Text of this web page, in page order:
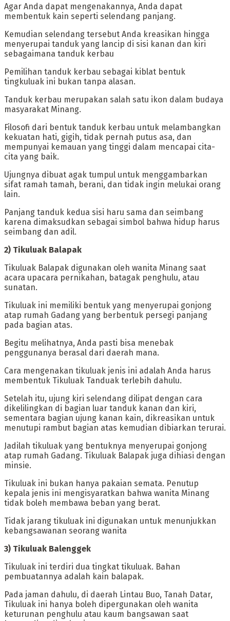
‎Agar Anda dapat mengenakannya, Anda dapat
membentuk kain seperti selendang panjang.
Kemudian selendang tersebut Anda kreasikan hingga
menyerupai tanduk yang lancip di sisi kanan dan kiri
sebagaimana tanduk kerbau
‎Pemilihan tanduk kerbau sebagai kiblat bentuk
tingkuluak ini bukan tanpa alasan.
Tanduk kerbau merupakan salah satu ikon dalam budaya
masyarakat Minang.
Filosofi dari bentuk tanduk kerbau untuk melambangkan
kekuatan hati, gigih, tidak pernah putus asa, dan
mempunyai kemauan yang tinggi dalam mencapai cita-
cita yang baik.
‎Ujungnya dibuat agak tumpul untuk menggambarkan
sifat ramah tamah, berani, dan tidak ingin melukai orang
lain.
Panjang tanduk kedua sisi haru sama dan seimbang
karena dimaksudkan sebagai simbol bahwa hidup harus
seimbang dan adil.
‎2) Tikuluak Balapak
‎Tikuluak Balapak digunakan oleh wanita Minang saat
acara upacara pernikahan, batagak penghulu, atau
sunatan.
Tikuluak ini memiliki bentuk yang menyerupai gonjong
atap rumah Gadang yang berbentuk persegi panjang
pada bagian atas.
Begitu melihatnya, Anda pasti bisa menebak
penggunanya berasal dari daerah mana.
‎Cara mengenakan tikuluak jenis ini adalah Anda harus
membentuk Tikuluak Tanduak terlebih dahulu.
Setelah itu, ujung kiri selendang dilipat dengan cara
dikelilingkan di bagian luar tanduk kanan dan kiri,
sementara bagian ujung kanan kain, dikreasikan untuk
menutupi rambut bagian atas kemudian dibiarkan terurai.
Jadilah tikuluak yang bentuknya menyerupai gonjong
atap rumah Gadang. Tikuluak Balapak juga dihiasi dengan
minsie.
‎Tikuluak ini bukan hanya pakaian semata. Penutup
kepala jenis ini mengisyaratkan bahwa wanita Minang
tidak boleh membawa beban yang berat.
Tidak jarang tikuluak ini digunakan untuk menunjukkan
kebangsawanan seorang wanita
‎3) Tikuluak Balenggek
‎Tikuluak ini terdiri dua tingkat tikuluak. Bahan
pembuatannya adalah kain balapak.
‎Pada jaman dahulu, di daerah Lintau Buo, Tanah Datar,
Tikuluak ini hanya boleh dipergunakan oleh wanita
keturunan penghulu atau kaum bangsawan saat